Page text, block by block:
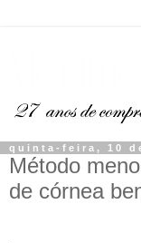
quinta-feira, 10
Método
de córnea